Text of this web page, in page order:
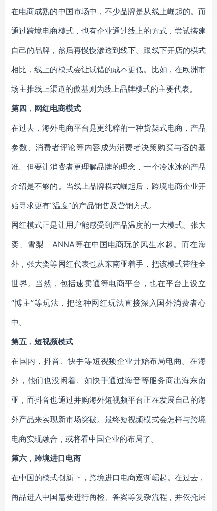
在电商成熟的中国市场中，不少品牌是从线上崛起的。而
通过跨境电商模式，也有企业通过线上的方式，尝试搭建
自己的品牌，然后再慢慢渗透到线下。跟线下开店的模式
相比，线上的模式会让试错的成本更低。比如，在欧洲市
场主推线上渠道的傲基则为线上品牌模式的主要代表。
第四，网红电商模式
在过去，海外电商平台是更纯粹的一种货架式电商，产品
参数、消费者评论等内容成为消费者决策购买与否的基
准。但要让消费者更理解品牌的理念，一个冷冰冰的产品
介绍是不够的。当线上品牌模式崛起后，跨境电商企业开
始寻求更有“温度”的产品销售及营销方式。
网红模式正是让用户能感受到产品温度的一大模式。张大
奕、雪梨、ANNA等在中国电商玩的风生水起。而在海
外，张大奕等网红代表也从东南亚着手，把该模式带往全
世界。当然，包括速卖通等电商平台，也在平台上设立
“博主”等玩法，把这种网红玩法直接深入国外消费者心
中。
第五，短视频模式
在国内，抖音、快手等短视频企业开始布局电商。在海
外，他们也没闲着。如快手通过海音等服务商出海东南
亚，而抖音也通过并购海外短视频平台正在发展自己的海
外产品来实现新市场突破。最终短视频模式会怎样与跨境
电商实现融合，或将看中国企业的布局了。
第六，跨境进口电商
在中国的模式创新下，跨境进口电商逐渐崛起。在过去，
商品进入中国需要进行商检、备案等复杂流程，并依托层